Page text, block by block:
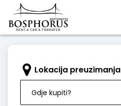
Lokacija preuzimanja
Gdje kupiti?